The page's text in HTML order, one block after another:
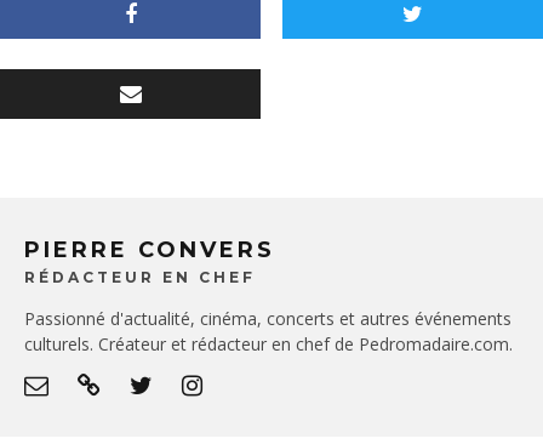
PIERRE CONVERS
RÉDACTEUR EN CHEF
Passionné d'actualité, cinéma, concerts et autres événements
culturels. Créateur et rédacteur en chef de Pedromadaire.com.